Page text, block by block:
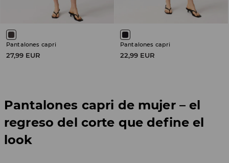
Pantalones capri
27,99 EUR
Pantalones capri
22,99 EUR
Pantalones capri de mujer – el
regreso del corte que define el
look